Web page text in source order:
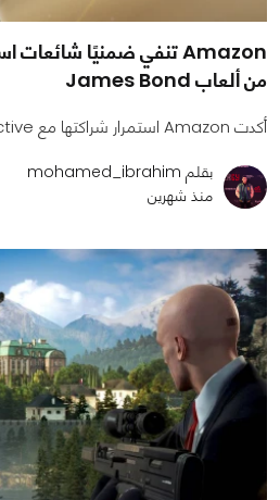
من ألعاب James Bond
أكدت Amazon استمرار شراكتها مع IO Interactive
بقلم mohamed_ibrahim
منذ شهرين